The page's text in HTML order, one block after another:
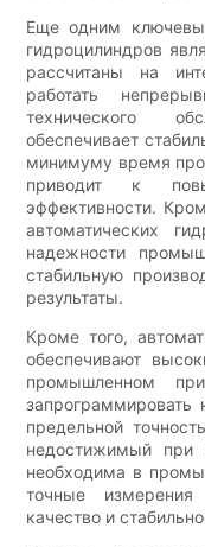
Еще одним
гидроцилиндров
рассчитаны на
работать
технического
обеспечивает
минимуму время
приводит к
эффективности.
автоматических
надежности
стабильную
результаты.
Кроме того,
обеспечивают
промышленном
запрограммировать
предельной
недостижимый при
необходима в
точные
качество и